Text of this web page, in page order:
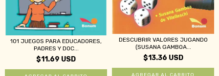
101 JUEGOS PARA EDUCADORES,
PADRES Y DOC...
$11.69 USD
DESCUBRIR VALORES JUGANDO
(SUSANA GAMBOA...
$13.36 USD